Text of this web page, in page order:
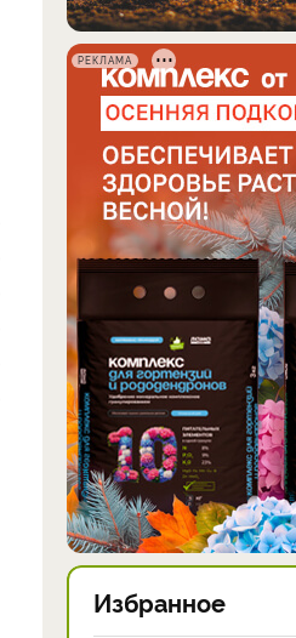
РЕКЛАМА
Избранное